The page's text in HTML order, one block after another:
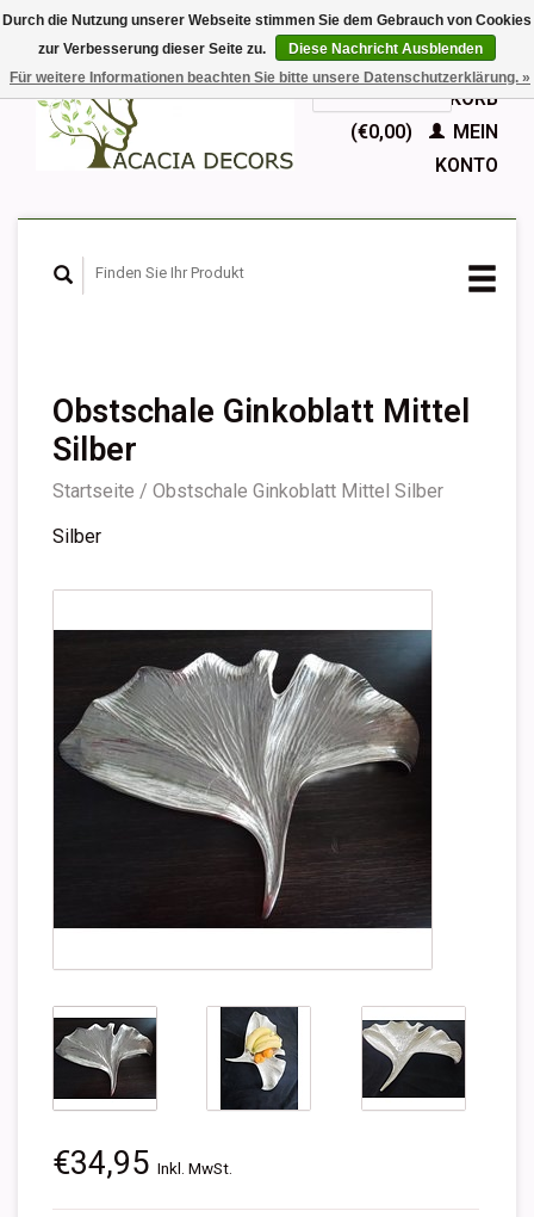
EUR
GBPDeutsch
Nederlands
English
IHR WARENKORB
(€0,00)
MEIN
KONTO
Obstschale Ginkoblatt Mittel
Silber
Startseite / Obstschale Ginkoblatt Mittel Silber
Silber
€34,95 Inkl. MwSt.
Durch die Nutzung unserer Webseite stimmen Sie dem Gebrauch von Cookies
zur Verbesserung dieser Seite zu.
Diese Nachricht Ausblenden
Für weitere Informationen beachten Sie bitte unsere Datenschutzerklärung. »